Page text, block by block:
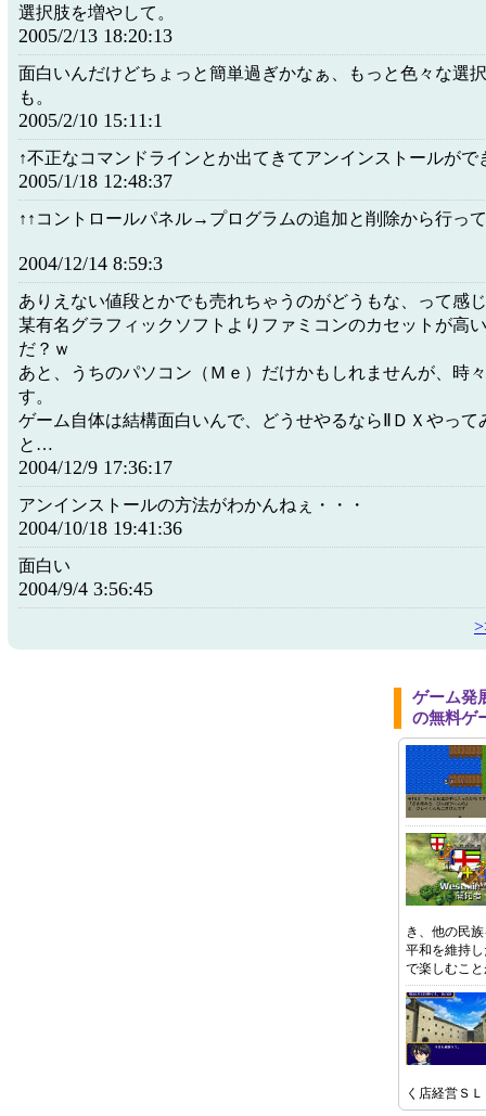
選択肢を増やして。
2005/2/13 18:20:13
面白いんだけどちょっと簡単過ぎかなぁ、もっと色々な選
も。
2005/2/10 15:11:1
↑不正なコマンドラインとか出てきてアンインストールがで
2005/1/18 12:48:37
↑↑コントロールパネル→プログラムの追加と削除から行っ
2004/12/14 8:59:3
ありえない値段とかでも売れちゃうのがどうもな、って感
某有名グラフィックソフトよりファミコンのカセットが高
だ？ｗ
あと、うちのパソコン（Ｍｅ）だけかもしれませんが、時
す。
ゲーム自体は結構面白いんで、どうせやるならⅡＤＸやって
と…
2004/12/9 17:36:17
アンインストールの方法がわかんねぇ・・・
2004/10/18 19:41:36
面白い
2004/9/4 3:56:45
ゲーム発
の無料ゲ
き、他の民
平和を維持
で楽しむこ
く店経営Ｓ